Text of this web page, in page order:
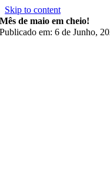
Skip to content
Mês de maio em cheio!
Publicado em: 6 de Junho,